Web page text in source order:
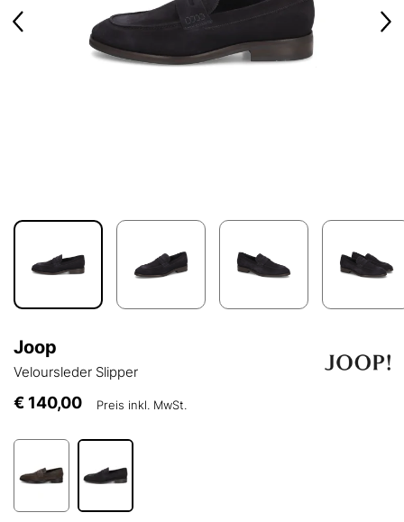
Joop
Veloursleder Slipper
€ 140,00 Preis inkl. MwSt.